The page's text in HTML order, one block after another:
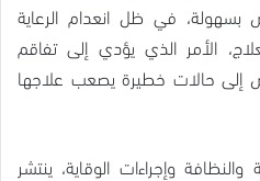
بسهولة، في ظل انعدام الرعاية
الأمر الذي يؤدي إلى تفاقم
إلى حالات خطيرة يصعب علاجها
وإجراءات الوقاية، ينتشر